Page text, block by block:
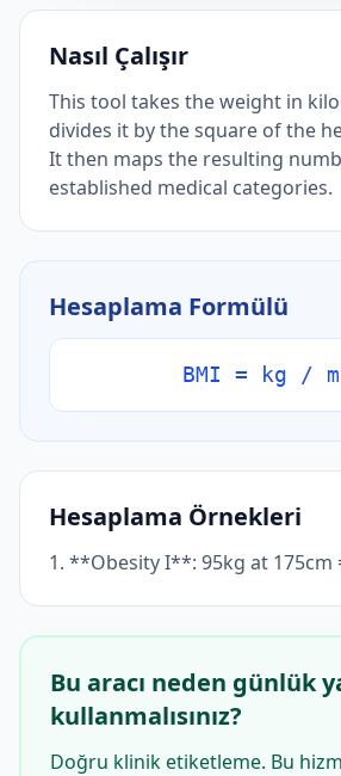
Nasıl Çalışır
This tool takes the weight in
divides it by the square of the
It then maps the resulting
established medical categories.
Hesaplama Formülü
BMI = kg /
Hesaplama Örnekleri
1. **Obesity I**: 95kg at
Bu aracı neden günlük
kullanmalısınız?
Doğru klinik etiketleme. Bu